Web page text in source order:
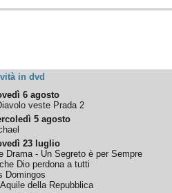
in dvd
6 agosto
veste Prada 2
5 agosto
23 luglio
Drama - Un Segreto è per Sempre
Dio perdona a tutti
Domingos
Aquile della Repubblica